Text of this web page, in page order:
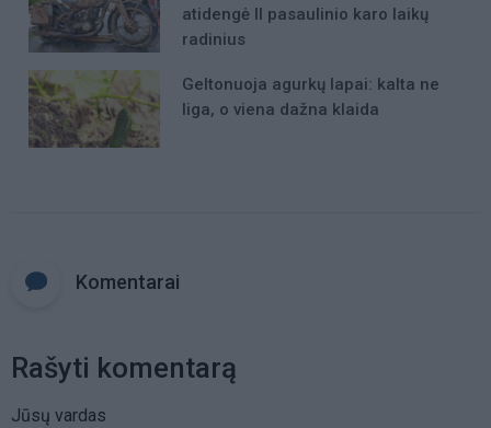
atidengė II pasaulinio karo laikų
radinius
Geltonuoja agurkų lapai: kalta ne
liga, o viena dažna klaida
Komentarai
Rašyti komentarą
Jūsų vardas